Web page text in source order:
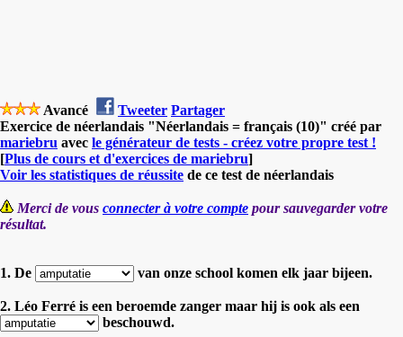
Avancé Tweeter Partager
Exercice de néerlandais "Néerlandais = français (10)" créé par
mariebru avec le générateur de tests - créez votre propre test !
[Plus de cours et d'exercices de mariebru]
Voir les statistiques de réussite de ce test de néerlandais
Merci de vous connecter à votre compte pour sauvegarder votre
résultat.
1. De van onze school komen elk jaar bijeen.
2. Léo Ferré is een beroemde zanger maar hij is ook als een
beschouwd.